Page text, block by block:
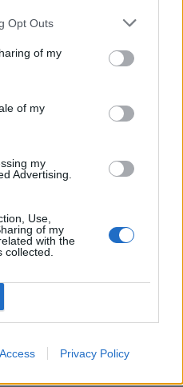
Opt Outs
of my
of my
my
Advertising.
Use,
of my
with the
Privacy Policy
κατά τη συντριβή των
81 χρόνια από τη
αποκτά επιτέλους έναν
μετά τις φονικές